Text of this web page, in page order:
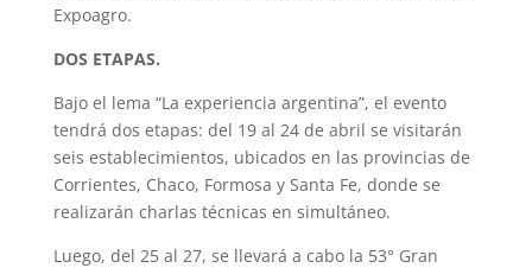
Expoagro.
DOS ETAPAS.
Bajo el lema “La experiencia argentina”, el evento
tendrá dos etapas: del 19 al 24 de abril se visitarán
seis establecimientos, ubicados en las provincias de
Corrientes, Chaco, Formosa y Santa Fe, donde se
realizarán charlas técnicas en simultáneo.
Luego, del 25 al 27, se llevará a cabo la 53° Gran